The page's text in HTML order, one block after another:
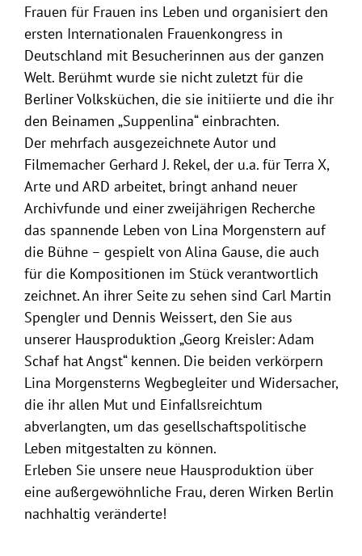
Frauen für Frauen ins Leben und organisiert den
ersten Internationalen Frauenkongress in
Deutschland mit Besucherinnen aus der ganzen
Welt. Berühmt wurde sie nicht zuletzt für die
Berliner Volksküchen, die sie initiierte und die ihr
den Beinamen „Suppenlina“ einbrachten.
Der mehrfach ausgezeichnete Autor und
Filmemacher Gerhard J. Rekel, der u.a. für Terra X,
Arte und ARD arbeitet, bringt anhand neuer
Archivfunde und einer zweijährigen Recherche
das spannende Leben von Lina Morgenstern auf
die Bühne – gespielt von Alina Gause, die auch
für die Kompositionen im Stück verantwortlich
zeichnet. An ihrer Seite zu sehen sind Carl Martin
Spengler und Dennis Weissert, den Sie aus
unserer Hausproduktion „Georg Kreisler: Adam
Schaf hat Angst“ kennen. Die beiden verkörpern
Lina Morgensterns Wegbegleiter und Widersacher,
die ihr allen Mut und Einfallsreichtum
abverlangten, um das gesellschaftspolitische
Leben mitgestalten zu können.
Erleben Sie unsere neue Hausproduktion über
eine außergewöhnliche Frau, deren Wirken Berlin
nachhaltig veränderte!